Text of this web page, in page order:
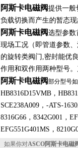
阿斯卡电磁阀提供一般
负载切换而产生的暂态
阿斯卡电磁阀选型参数
现场工况（即管道参数
的旋转类阀门,密封能优
作用和双作用两种型号
阿斯卡电磁阀部分型号
HB8316D15VMB，
SCE238A009，-ATS-
8316G66，8342G001，
EFG551G401MS，
如果你对ASCO阿斯卡电磁